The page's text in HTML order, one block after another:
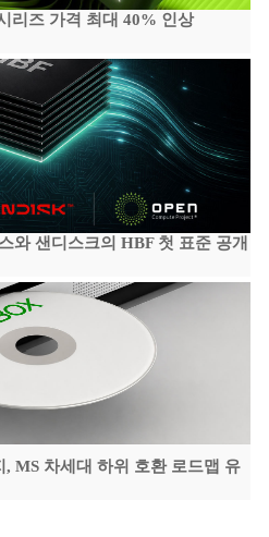
리즈 가격 최대 40% 인상
와 샌디스크의 HBF 첫 표준 공개
MS 차세대 하위 호환 로드맵 유